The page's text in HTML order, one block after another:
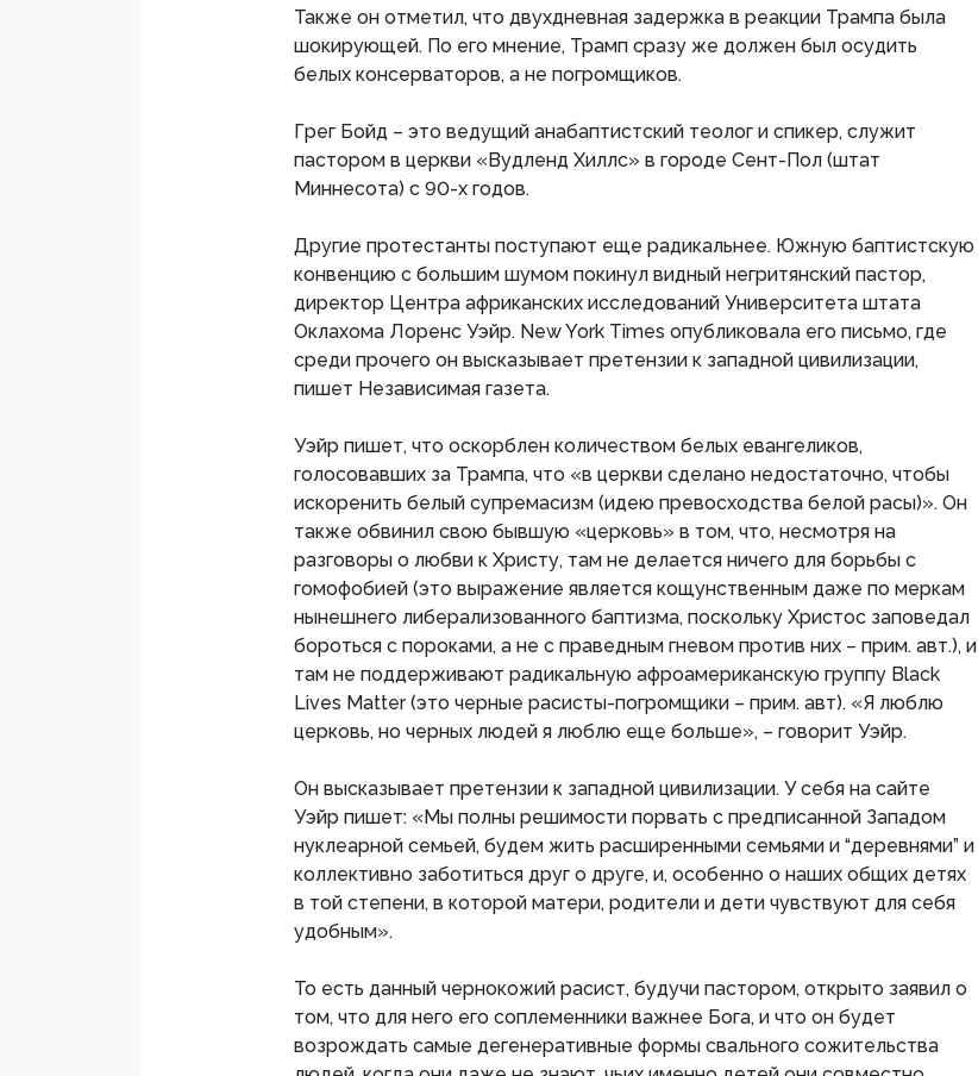
Также он отметил, что двухдневная задержка в реакции Трампа была
шокирующей. По его мнение, Трамп сразу же должен был осудить
белых консерваторов, а не погромщиков.
Грег Бойд – это ведущий анабаптистский теолог и спикер, служит
пастором в церкви «Вудленд Хиллс» в городе Сент-Пол (штат
Миннесота) с 90-х годов.
Другие протестанты поступают еще радикальнее. Южную баптистскую
конвенцию с большим шумом покинул видный негритянский пастор,
директор Центра африканских исследований Университета штата
Оклахома Лоренс Уэйр. New York Times опубликовала его письмо, где
среди прочего он высказывает претензии к западной цивилизации,
пишет Независимая газета.
Уэйр пишет, что оскорблен количеством белых евангеликов,
голосовавших за Трампа, что «в церкви сделано недостаточно, чтобы
искоренить белый супремасизм (идею превосходства белой расы)». Он
также обвинил свою бывшую «церковь» в том, что, несмотря на
разговоры о любви к Христу, там не делается ничего для борьбы с
гомофобией (это выражение является кощунственным даже по меркам
нынешнего либерализованного баптизма, поскольку Христос заповедал
бороться с пороками, а не с праведным гневом против них – прим. авт.), и
там не поддерживают радикальную афроамериканскую группу Black
Lives Matter (это черные расисты-погромщики – прим. авт). «Я люблю
церковь, но черных людей я люблю еще больше», – говорит Уэйр.
Он высказывает претензии к западной цивилизации. У себя на сайте
Уэйр пишет: «Мы полны решимости порвать с предписанной Западом
нуклеарной семьей, будем жить расширенными семьями и “деревнями” и
коллективно заботиться друг о друге, и, особенно о наших общих детях
в той степени, в которой матери, родители и дети чувствуют для себя
удобным».
То есть данный чернокожий расист, будучи пастором, открыто заявил о
том, что для него его соплеменники важнее Бога, и что он будет
возрождать самые дегенеративные формы свального сожительства